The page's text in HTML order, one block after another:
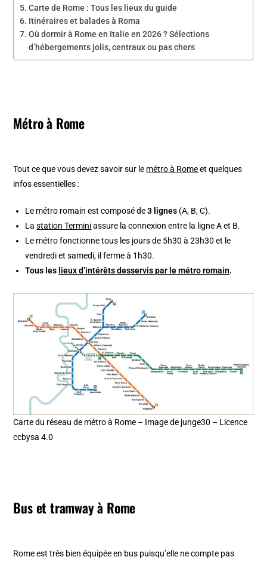
Carte de Rome : Tous les lieux du guide
Itinéraires et balades à Roma
Où dormir à Rome en Italie en 2026 ? Sélections
d’hébergements jolis, centraux ou pas chers
Métro à Rome
Tout ce que vous devez savoir sur le métro à Romeet quelques
infos essentielles :
Le métro romain est composé de3 lignes (A, B, C).
Lastation Terminiassure la connexion entre la ligne A et B.
Le métro fonctionne tous les jours de 5h30 à 23h30 et le
vendredi et samedi, il ferme à 1h30.
Tous les lieux d’intérêts desservis par le métro romain.
Carte du réseau de métro à Rome – Image de junge30 – Licence
ccbysa 4.0
Bus et tramway à Rome
Rome est très bien équipée en bus puisqu’elle ne compte pas